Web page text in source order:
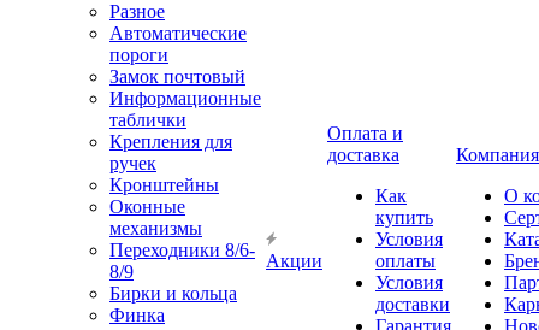
Разное
Автоматические
пороги
Замок почтовый
Информационные
таблички
Крепления для
ручек
Кронштейны
Оконные
механизмы
Переходники 8/6-
8/9
Бирки и кольца
Финка
Акции
Оплата и
доставка
Как
купить
Условия
оплаты
Условия
доставки
Компания
О